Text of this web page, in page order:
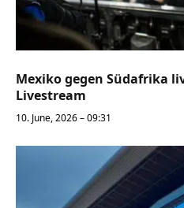
Mexiko gegen Südafrika
Livestream
10. June, 2026 – 09:31